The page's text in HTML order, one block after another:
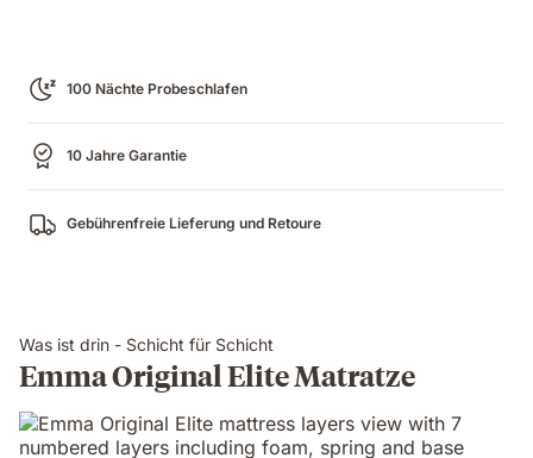
100 Nächte Probeschlafen
10 Jahre Garantie
Gebührenfreie Lieferung und Retoure
Was ist drin - Schicht für Schicht
Emma Original Elite Matratze